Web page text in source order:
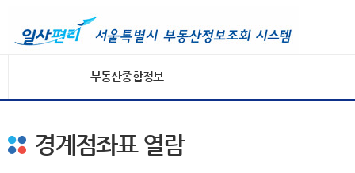
부동산종합정보
경계점좌표 열람